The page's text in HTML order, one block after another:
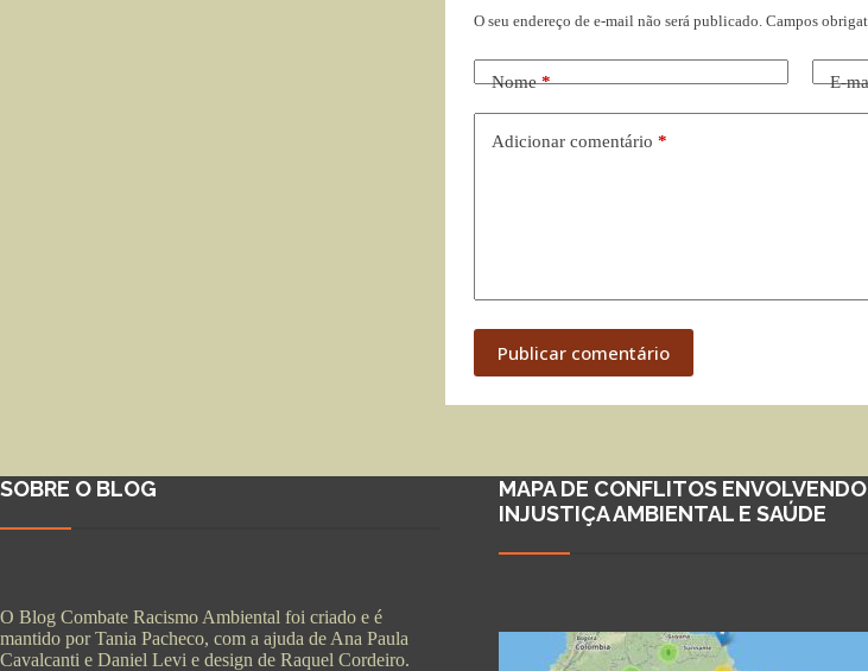
O seu endereço de e-mail não será publicado. Campos
Nome* E-
Adicionar comentário *
Publicar comentário
SOBRE O BLOG
O Blog Combate Racismo Ambiental foi criado e é
mantido por Tania Pacheco, com a ajuda de Ana Paula
Cavalcanti e Daniel Levi e design de Raquel Cordeiro.
MAPA DE CONFLITOS ENVOLVENDO
INJUSTIÇA AMBIENTAL E SAÚDE